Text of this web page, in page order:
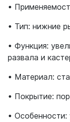
•
• Тип: нижние
• Функция:
развала и
• Материал:
• Покрытие:
• Особенности: